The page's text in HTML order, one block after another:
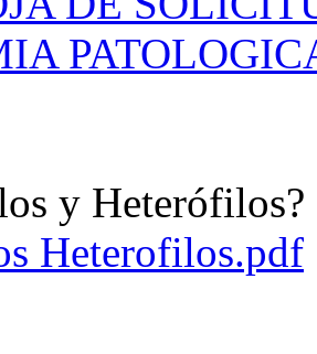
y
Heterofilos.pdf